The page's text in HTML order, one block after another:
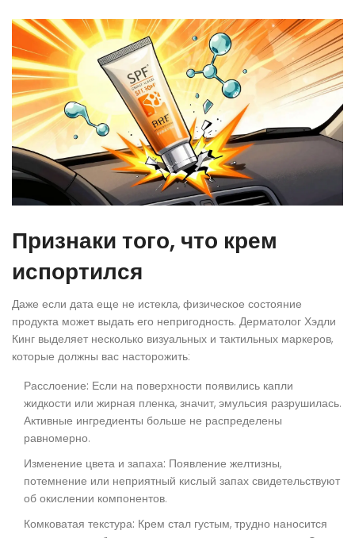
Признаки того, что крем
испортился
Даже если дата еще не истекла, физическое состояние
продукта может выдать его непригодность. Дерматолог Хэдли
Кинг выделяет несколько визуальных и тактильных маркеров,
которые должны вас насторожить:
Расслоение: Если на поверхности появились капли
жидкости или жирная пленка, значит, эмульсия разрушилась.
Активные ингредиенты больше не распределены
равномерно.
Изменение цвета и запаха: Появление желтизны,
потемнение или неприятный кислый запах свидетельствуют
об окислении компонентов.
Комковатая текстура: Крем стал густым, трудно наносится